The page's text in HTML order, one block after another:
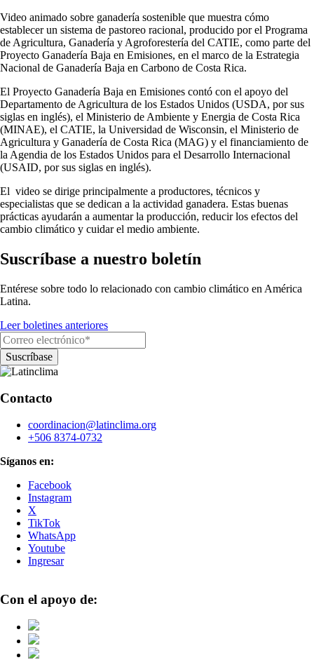
Video animado sobre ganadería sostenible que muestra cómo
establecer un sistema de pastoreo racional, producido por el Programa
de Agricultura, Ganadería y Agroforestería del CATIE, como parte del
Proyecto Ganadería Baja en Emisiones, en el marco de la Estrategia
Nacional de Ganadería Baja en Carbono de Costa Rica.
El Proyecto Ganadería Baja en Emisiones contó con el apoyo del
Departamento de Agricultura de los Estados Unidos (USDA, por sus
siglas en inglés), el Ministerio de Ambiente y Energia de Costa Rica
(MINAE), el CATIE, la Universidad de Wisconsin, el Ministerio de
Agricultura y Ganadería de Costa Rica (MAG) y el financiamiento de
la Agendia de los Estados Unidos para el Desarrollo Internacional
(USAID, por sus siglas en inglés).
El video se dirige principalmente a productores, técnicos y
especialistas que se dedican a la actividad ganadera. Estas buenas
prácticas ayudarán a aumentar la producción, reducir los efectos del
cambio climático y cuidar el medio ambiente.
Suscríbase a nuestro boletín
Entérese sobre todo lo relacionado con cambio climático en América
Latina.
Leer boletines anteriores
Contacto
coordinacion@latinclima.org
+506 8374-0732
Síganos en:
Facebook
Instagram
X
TikTok
WhatsApp
Youtube
Ingresar
Con el apoyo de: